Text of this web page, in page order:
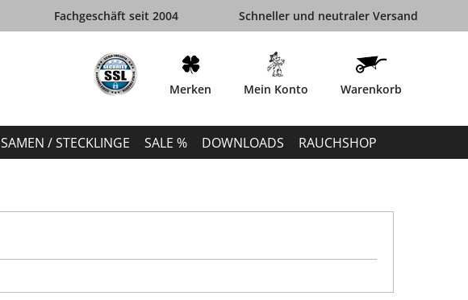
Fachgeschäft seit 2004 Schneller und neutraler Versand
Merken Mein Konto Warenkorb
SAMEN / STECKLINGE SALE % DOWNLOADS RAUCHSHOP